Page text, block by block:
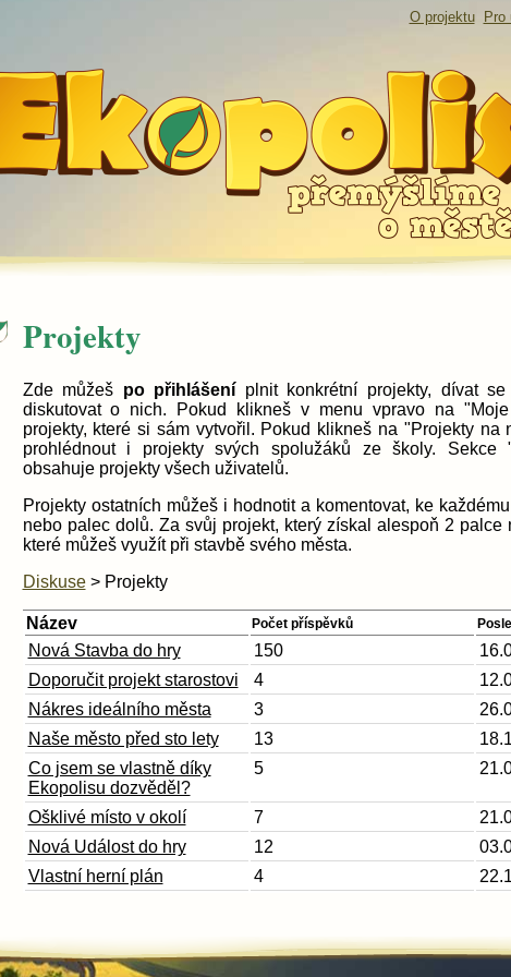
O projektu Pro
Projekty
Zde můžeš po přihlášení plnit konkrétní projekty, dívat
diskutovat o nich. Pokud klikneš v menu vpravo na
projekty, které si sám vytvořil. Pokud klikneš na "Projekty na
prohlédnout i projekty svých spolužáků ze školy. Sekce
obsahuje projekty všech uživatelů.
Projekty ostatních můžeš i hodnotit a komentovat, ke
nebo palec dolů. Za svůj projekt, který získal alespoň 2 palce
které můžeš využít při stavbě svého města.
Diskuse> Projekty
Název Počet příspěvků
Nová Stavba do hry 150
Doporučit projekt starostovi
4
Nákres ideálního města
3
Naše město před sto lety
13
Co jsem se vlastně díky
Ekopolisu dozvěděl?
5
Ošklivé místo v okolí 7
Nová Událost do hry
12
Vlastní herní plán
4